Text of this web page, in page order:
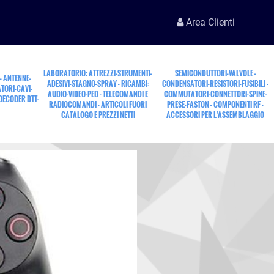
Area Clienti
ANTENNE-
CAVI-
DTT-
LABORATORIO: ATTREZZI-STRUMENTI-
ADESIVI-STAGNO-SPRAY - RICAMBI:
AUDIO-VIDEO-PED - TELECOMANDI E
RADIOCOMANDI - ARTICOLI FUORI
CATALOGO E PREZZI NETTI
SEMICONDUTTORI-VALVOLE -
CONDENSATORI-RESISTORI-FUSIBILI -
COMMUTATORI-CONNETTORI-SPINE-
PRESE-FASTON - COMPONENTI RF -
ACCESSORI PER L'ASSEMBLAGGIO